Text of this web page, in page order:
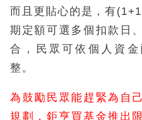
而且更貼心的是，有
期定額可選多個扣款日
合，民眾可依個人資
整。
為鼓勵民眾能趕緊為自
規劃，鉅亨買基金推出